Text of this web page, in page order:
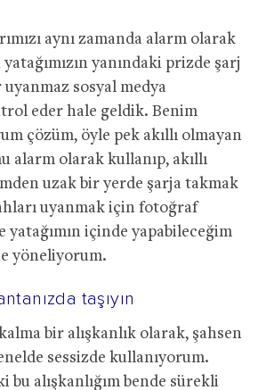
aynı zamanda alarm olarak
yanındaki prizde şarj
uyanmaz sosyal medya
eder hale geldik. Benim
çözüm, öyle pek akıllı olmayan
alarm olarak kullanıp, akıllı
uzak bir yerde şarja takmak
uyanmak için fotoğraf
yatağımın içinde yapabileceğim
yöneliyorum.
taşıyın
bir alışkanlık olarak, şahsen
sessizde kullanıyorum.
alışkanlığım bende sürekli